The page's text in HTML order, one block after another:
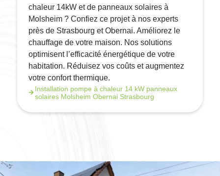
chaleur 14kW et de panneaux solaires à
Molsheim ? Confiez ce projet à nos experts
près de Strasbourg et Obernai. Améliorez le
chauffage de votre maison. Nos solutions
optimisent l’efficacité énergétique de votre
habitation. Réduisez vos coûts et augmentez
votre confort thermique.
Installation pompe à chaleur 14 kW panneaux
solaires Molsheim Obernai Strasbourg